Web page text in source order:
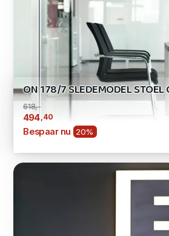
ON 178/7 SLEDEMODEL STOEL
618,-
494 ,40
Bespaar nu 20%